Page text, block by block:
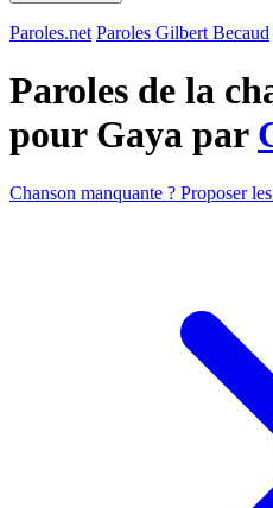
Paroles.net Paroles Gilbert Becaud
Paroles de la
pour Gaya par
Chanson manquante ? Proposer